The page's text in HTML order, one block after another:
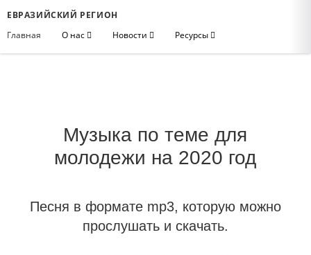
ЕВРАЗИЙСКИЙ РЕГИОН
Главная
О нас Новости Ресурсы
Музыка по теме для
молодежи на 2020 год
Песня в формате mp3, которую можно
прослушать и скачать.